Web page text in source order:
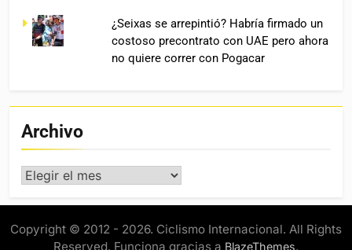
¿Seixas se arrepintió? Habría firmado un
costoso precontrato con UAE pero ahora
no quiere correr con Pogacar
Archivo
Archivo
Copyright © 2012 - 2026. Ciclismo Internacional. All Rights
Reserved. Funciona gracias a BlazeThemes.